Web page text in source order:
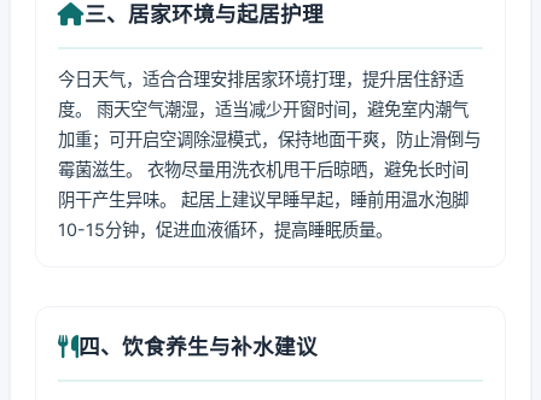
三、居家环境与起居护理
今日天气，适合合理安排居家环境打理，提升居住舒适
度。 雨天空气潮湿，适当减少开窗时间，避免室内潮气
加重；可开启空调除湿模式，保持地面干爽，防止滑倒与
霉菌滋生。 衣物尽量用洗衣机甩干后晾晒，避免长时间
阴干产生异味。 起居上建议早睡早起，睡前用温水泡脚
10-15分钟，促进血液循环，提高睡眠质量。
四、饮食养生与补水建议